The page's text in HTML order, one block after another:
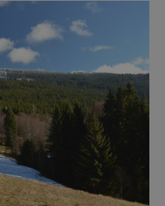
turistům. Jde o
nechce být obětí